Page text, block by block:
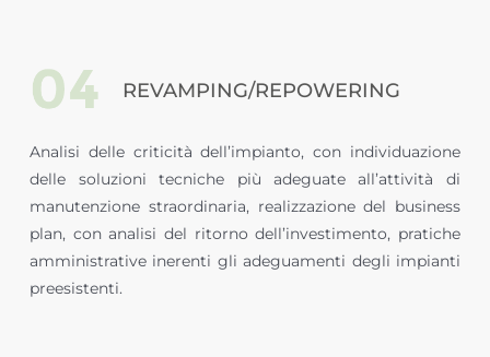
REVAMPING/REPOWERING
Analisi delle criticità dell’impianto, con individuazione
delle soluzioni tecniche più adeguate all’attività di
manutenzione straordinaria, realizzazione del business
plan, con analisi del ritorno dell’investimento, pratiche
amministrative inerenti gli adeguamenti degli impianti
preesistenti.